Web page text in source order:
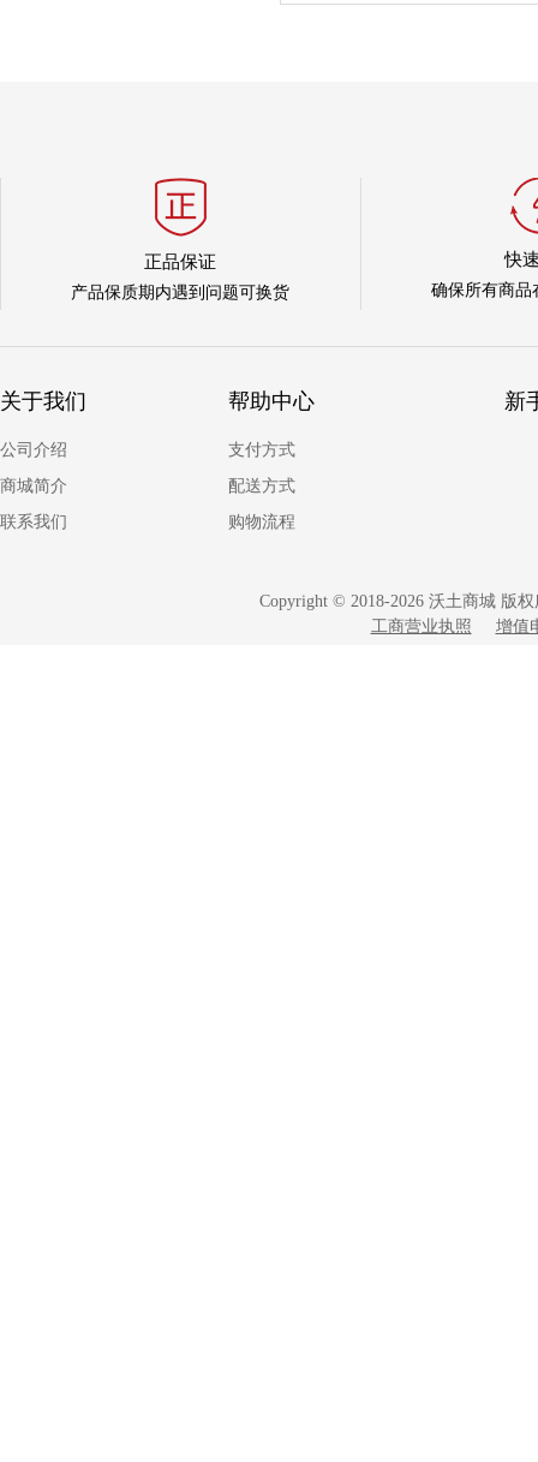
正品保证
产品保质期内遇到问题可换货
快
确保所有商品
关于我们
公司介绍
商城简介
联系我们
帮助中心
支付方式
配送方式
购物流程
新
Copyright © 2018-2026 沃土商城 版
工商营业执照
增值